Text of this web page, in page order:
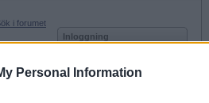
Personal Information
i forumet
sida »
Inloggning